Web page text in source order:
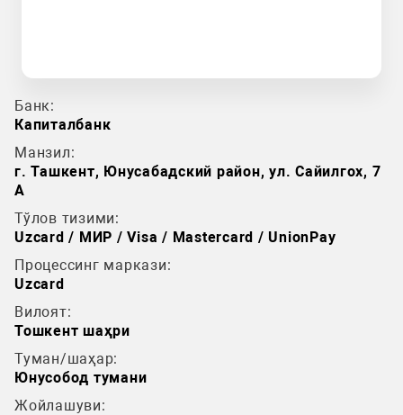
Банк:
Капиталбанк
Манзил:
г. Ташкент, Юнусабадский район, ул. Сайилгох, 7
А
Тўлов тизими:
Uzcard / МИР / Visa / Mastercard / UnionPay
Процессинг маркази:
Uzcard
Вилоят:
Тошкент шаҳри
Туман/шаҳар:
Юнусобод тумани
Жойлашуви: